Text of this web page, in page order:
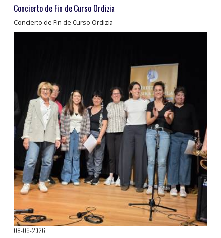
Concierto de Fin de Curso Ordizia
Concierto de Fin de Curso Ordizia
08-06-2026